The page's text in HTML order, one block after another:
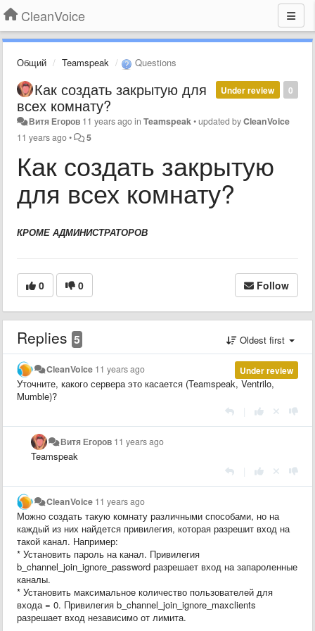
CleanVoice
Общий Teamspeak Questions
0
Under review
Как создать закрытую для
всех комнату?
Витя Егоров 11 years agoinTeamspeak•updated byCleanVoice
11 years ago• 5
Как создать закрытую
для всех комнату?
КРОМЕ АДМИНИСТРАТОРОВ
0 0 Follow
Replies 5 Oldest first
Under review
CleanVoice 11 years ago
Уточните, какого сервера это касается (Teamspeak, Ventrilo,
Mumble)?
Витя Егоров 11 years ago
Teamspeak
CleanVoice 11 years ago
Можно создать такую комнату различными способами, но на
каждый из них найдется привилегия, которая разрешит вход на
такой канал. Например:
* Установить пароль на канал. Привилегия
b_channel_join_ignore_password разрешает вход на запароленные
каналы.
* Установить максимальное количество пользователей для
входа = 0. Привилегия b_channel_join_ignore_maxclients
разрешает вход независимо от лимита.